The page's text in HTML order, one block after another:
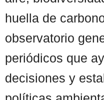
huella de
observatorio
periódicos que
decisiones y